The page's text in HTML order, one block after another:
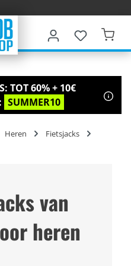
TOT 60% + 10€
SUMMER10
Heren
Fietsjacks
van
heren